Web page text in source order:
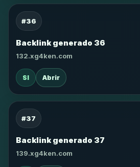
#36
Backlink generado 36
132.xg4ken.com
SI Abrir
#37
Backlink generado 37
139.xg4ken.com